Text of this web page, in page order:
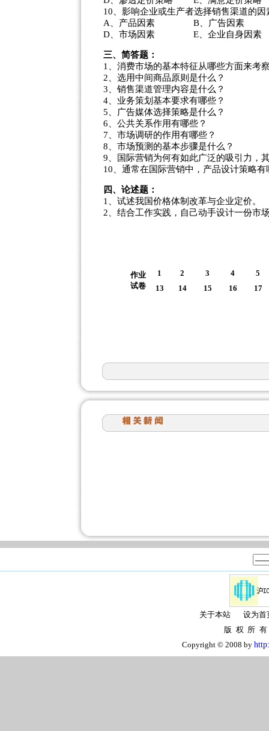
10、影响企业或生产者选择销售渠道的因
A、产品因素 B、广告因素 C
D、市场因素 E、企业自身因素
三、简答题：
1、消费市场的基本特征从哪些方面来考
2、选用中间商品原则是什么？
3、销售渠道管理内容是什么？
4、业务策划基本要求有哪些？
5、广告媒体选择策略是什么？
6、公共关系作用有哪些？
7、市场调研的作用有哪些？
8、市场预测的基本步骤是什么？
9、国际营销为何有如此广泛的吸引力，
10、通常在国际营销中，产品设计策略有
四、论述题：
1、试述我国价格体制改革与企业定价。
2、结合工作实践，自己动手设计一份市
作业
试卷
1 2 3 4
5
13
14 15 16 17